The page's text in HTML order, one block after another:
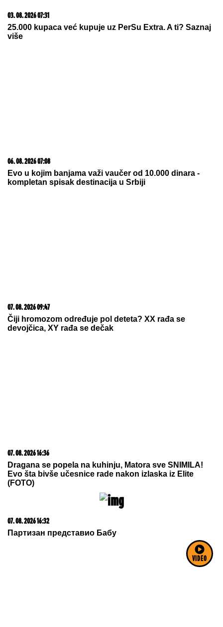
VIDEO
03. 08. 2026 07:31
25.000 kupaca već kupuje uz PerSu Extra. A ti? Saznaj
više
06. 08. 2026 07:08
Evo u kojim banjama važi vaučer od 10.000 dinara -
kompletan spisak destinacija u Srbiji
07. 08. 2026 09:47
Čiji hromozom određuje pol deteta? XX rađa se
devojčica, XY rađa se dečak
07. 08. 2026 16:36
Dragana se popela na kuhinju, Matora sve SNIMILA!
Evo šta bivše učesnice rade nakon izlaska iz Elite
(FOTO)
07. 08. 2026 16:32
Партизан представио Бабу